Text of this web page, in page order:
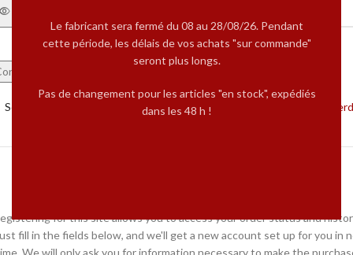
Le fabricant sera fermé du 08 au 28/08/26. Pendant
cette période, les délais de vos achats "sur commande"
seront plus longs.
Pas de changement pour les articles "en stock", expédiés
dans les 48 h !
Mot de passe
Souviens-toi de moi
for this site allows you to access your order status and
fill in the fields below, and we'll get a new account set up for you in
We will only ask you for information necessary to make the